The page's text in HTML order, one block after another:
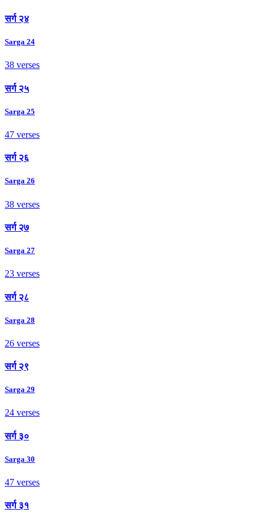
सर्ग २४
Sarga 24
38 verses
सर्ग २५
Sarga 25
47 verses
सर्ग २६
Sarga 26
38 verses
सर्ग २७
Sarga 27
23 verses
सर्ग २८
Sarga 28
26 verses
सर्ग २९
Sarga 29
24 verses
सर्ग ३०
Sarga 30
47 verses
सर्ग ३१